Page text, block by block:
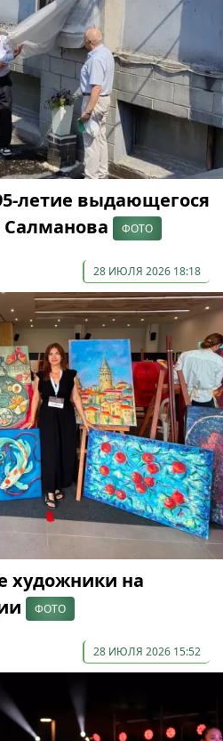
летие выдающегося
Салманова
ФОТО
28 ИЮЛЯ 2026 18:18
художники на
ФОТО
28 ИЮЛЯ 2026 15:52